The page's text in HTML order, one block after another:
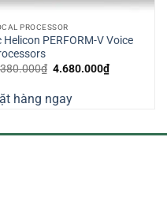
PROCESSOR
Helicon PERFORM-V Voice
₫ Giá
5.380.000₫.
4.680.000₫Giá
hiện
hàng ngay